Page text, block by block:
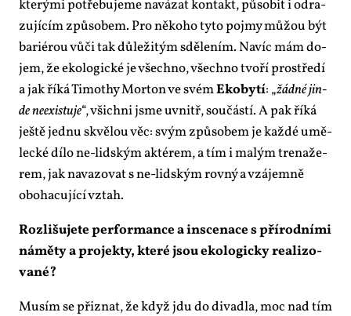
kte­rý­mi po­tře­bu­je­me na­vá­zat kon­takt, pů­so­bit i od­ra­
zu­jí­cím způ­so­bem. Pro ně­ko­ho ty­to po­jmy mů­žou být
ba­ri­é­rou vů­či tak dů­le­ži­tým sdě­le­ním. Na­víc mám do­
jem, že eko­lo­gic­ké je všech­no, všech­no tvo­ří pro­stře­dí
a jak ří­ká Ti­mo­thy Mor­ton ve svémEko­by­tí: „žád­né jin­
de ne­e­xis­tu­je“, všich­ni jsme uvnitř, sou­čás­tí. A pak ří­ká
ješ­tě jed­nu skvě­lou věc: svým způ­so­bem je kaž­dé umě­
lec­ké dí­lo ne-lid­ským ak­té­rem, a tím i ma­lým tre­na­že­
rem, jak na­va­zo­vat s ne-lid­ským rov­ný a vzá­jem­ně
obo­ha­cu­jí­cí vztah.
Roz­li­šu­je­te per­for­man­ce a in­sce­na­ce s pří­rod­ní­mi
ná­mě­ty a pro­jek­ty, kte­ré jsou eko­lo­gic­ky re­a­li­zo­
va­né?
Mu­sím se při­znat, že když jdu do di­va­dla, moc nad tím